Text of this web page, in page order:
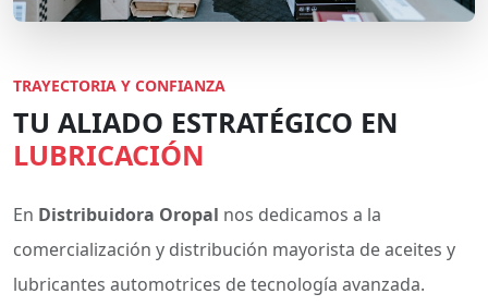
TRAYECTORIA Y CONFIANZA
TU ALIADO ESTRATÉGICO EN
LUBRICACIÓN
En Distribuidora Oropal nos dedicamos a la
comercialización y distribución mayorista de aceites y
lubricantes automotrices de tecnología avanzada.